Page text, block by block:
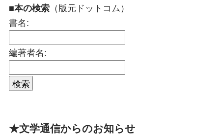
■本の検索 （版元ドットコム）
書名:
編著者名:
★文学通信からのお知らせ